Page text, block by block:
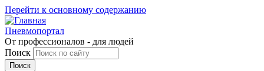
Перейти к основному содержанию
Пневмопортал
От профессионалов - для людей
Поиск